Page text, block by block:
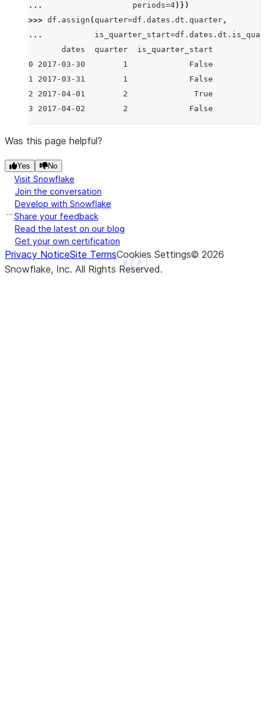
...
periods=4)})
>>> df . assign ( quarter=df . dates . dt . quarter ,
...
is_quarter_start=df . dates . dt .
       dates  quarter  is_quarter_start
0 2017-03-30        1             False
1 2017-03-31        1             False
2 2017-04-01        2              True
3 2017-04-02        2             False
Show less
See more
Was this page helpful?
Yes No
Visit Snowflake
Join the conversation
Develop with Snowflake
Share your feedback
Read the latest on our blog
Get your own certification
Privacy NoticeSite TermsCookies Settings© 2026
Snowflake, Inc. All Rights Reserved.